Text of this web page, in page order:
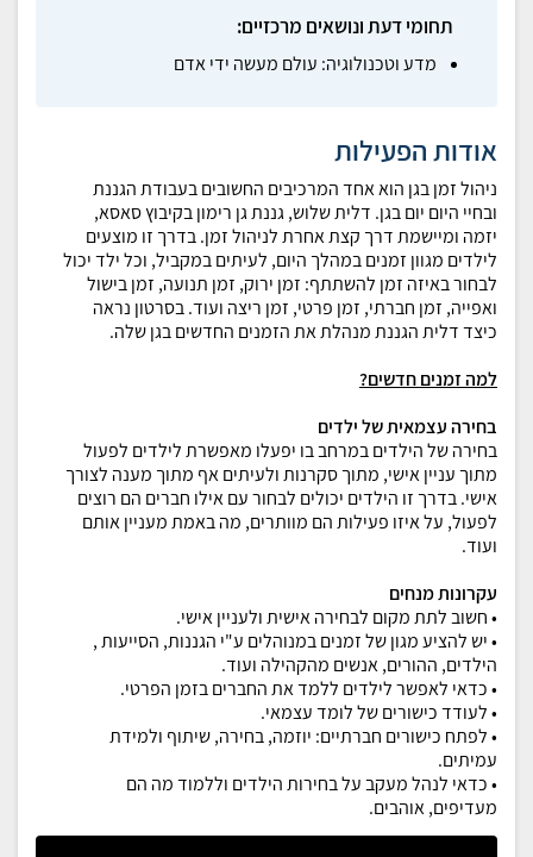
תחומי דעת ונושאים מרכזיים:
מדע וטכנולוגיה: עולם מעשה ידי אדם
אודות הפעילות
ניהול זמן בגן הוא אחד המרכיבים החשובים בעבודת הגננת
ובחיי היום יום בגן. דלית שלוש, גננת גן רימון בקיבוץ סאסא,
יזמה ומיישמת דרך קצת אחרת לניהול זמן. בדרך זו מוצעים
לילדים מגוון זמנים במהלך היום, לעיתים במקביל, וכל ילד יכול
לבחור באיזה זמן להשתתף: זמן ירוק, זמן תנועה, זמן בישול
ואפייה, זמן חברתי, זמן פרטי, זמן ריצה ועוד. בסרטון נראה
כיצד דלית הגננת מנהלת את הזמנים החדשים בגן שלה.
למה זמנים חדשים?
בחירה עצמאית של ילדים
בחירה של הילדים במרחב בו יפעלו מאפשרת לילדים לפעול
מתוך עניין אישי, מתוך סקרנות ולעיתים אף מתוך מענה לצורך
אישי. בדרך זו הילדים יכולים לבחור עם אילו חברים הם רוצים
לפעול, על איזו פעילות הם מוותרים, מה באמת מעניין אותם
ועוד.
עקרונות מנחים
• חשוב לתת מקום לבחירה אישית ולעניין אישי.
• יש להציע מגון של זמנים במנוהלים ע"י הגננות, הסייעות ,
הילדים, ההורים, אנשים מהקהילה ועוד.
• כדאי לאפשר לילדים ללמד את החברים בזמן הפרטי.
• לעודד כישורים של לומד עצמאי.
• לפתח כישורים חברתיים: יוזמה, בחירה, שיתוף ולמידת
עמיתים.
• כדאי לנהל מעקב על בחירות הילדים וללמוד מה הם
מעדיפים, אוהבים.